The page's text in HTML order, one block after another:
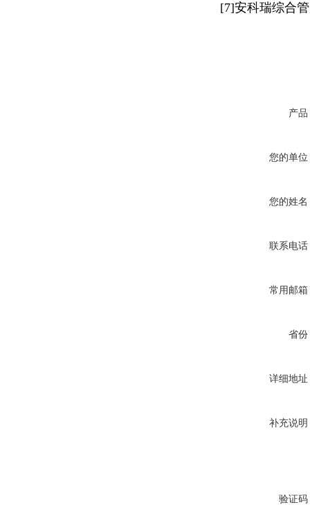
[7]安科瑞综合
产品
您的单位
您的姓名
联系电话
常用邮箱
省份
详细地址
补充说明
验证码